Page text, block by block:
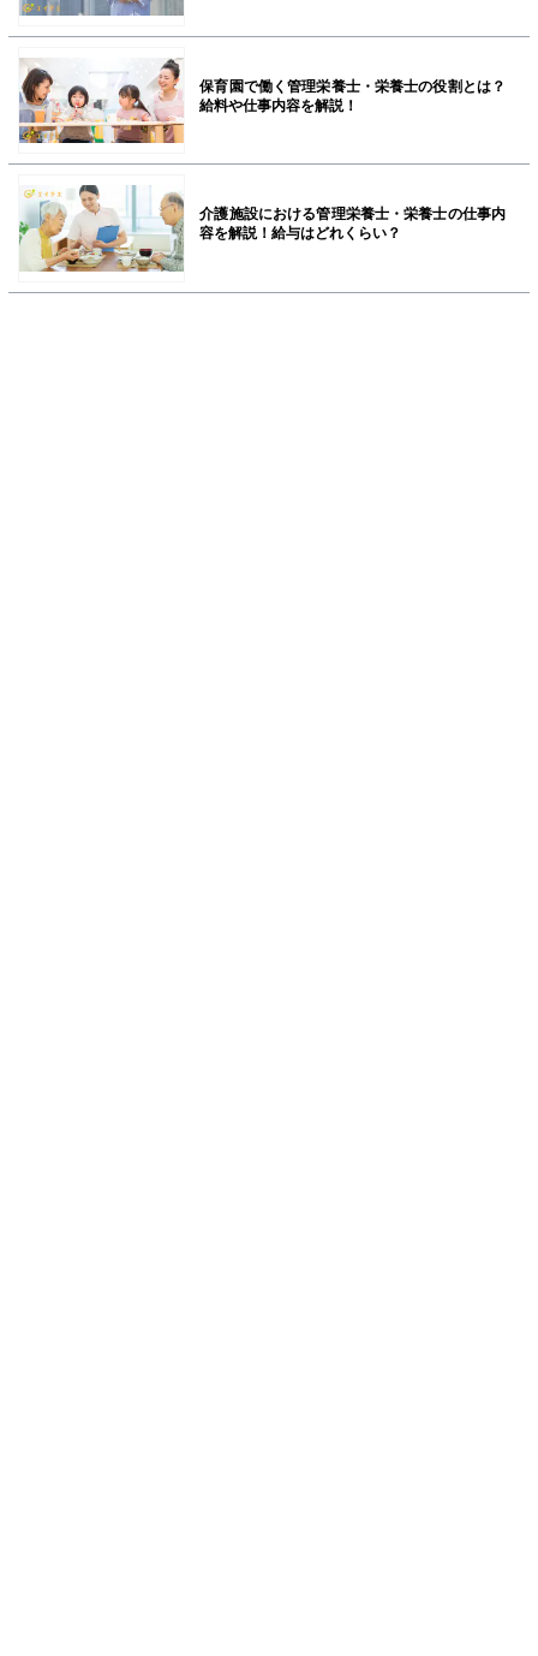
保育園で働く管理栄養士・栄養士の役割とは？
給料や仕事内容を解説！
介護施設における管理栄養士・栄養士の仕事内
容を解説！給与はどれくらい？